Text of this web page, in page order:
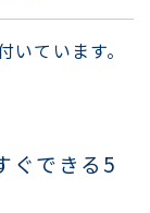
ています。
ぐできる5